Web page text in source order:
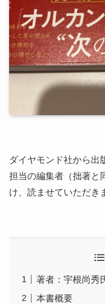
ダイヤモンド社から出
担当の編集者（拙著と
け、読ませていただき
著者：宇根尚秀
本書概要